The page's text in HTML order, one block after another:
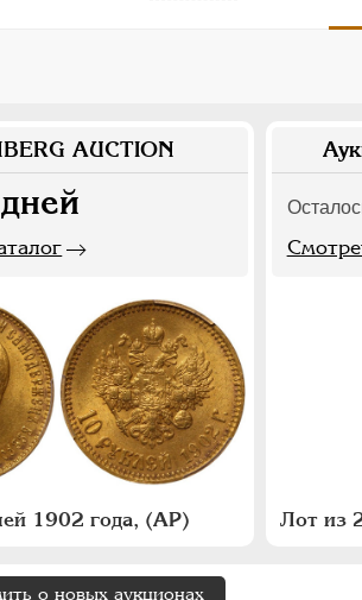
AUCTION
дней
1902 года, (АР)
о новых аукционах